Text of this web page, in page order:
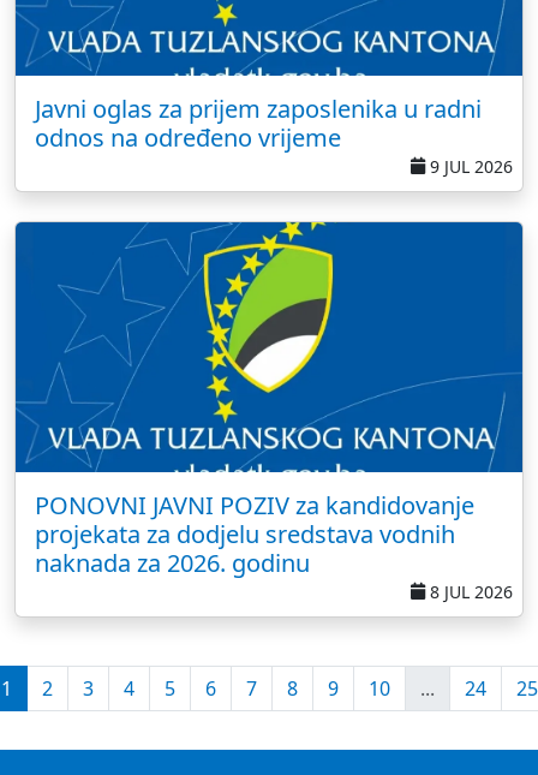
Javni oglas za prijem zaposlenika u radni
odnos na određeno vrijeme
9 JUL 2026
PONOVNI JAVNI POZIV za kandidovanje
projekata za dodjelu sredstava vodnih
naknada za 2026. godinu
8 JUL 2026
1 2 3 4 5 6 7 8 9 10 ... 24 25